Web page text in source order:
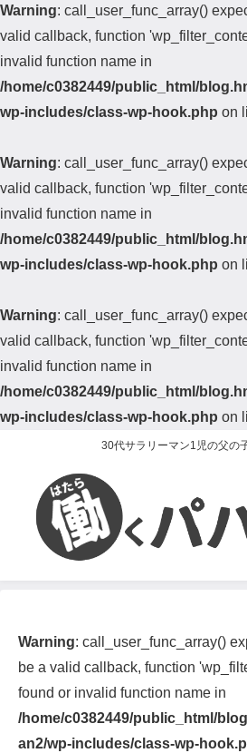
Warning: call_user_func_array()
valid callback, function
invalid function name in
/home/c0382449/public_html/
wp-includes/class-wp-hook.php on
Warning: call_user_func_array()
valid callback, function
invalid function name in
/home/c0382449/public_html/
wp-includes/class-wp-hook.php on
Warning: call_user_func_array()
valid callback, function
invalid function name in
/home/c0382449/public_html/
wp-includes/class-wp-hook.php on
30代サラリーマン1児の父の
Warning: call_user_func_array()
be a valid callback, function
found or invalid function name in
/home/c0382449/public_html/
an2/wp-includes/class-wp-